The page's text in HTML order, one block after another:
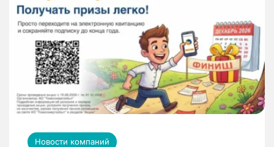
Новости компаний